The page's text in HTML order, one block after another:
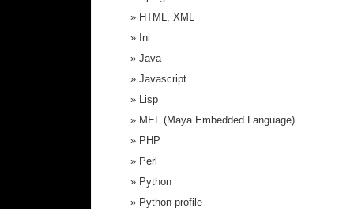
HTML, XML
Ini
Java
Javascript
Lisp
MEL (Maya Embedded Language)
PHP
Perl
Python
Python profile